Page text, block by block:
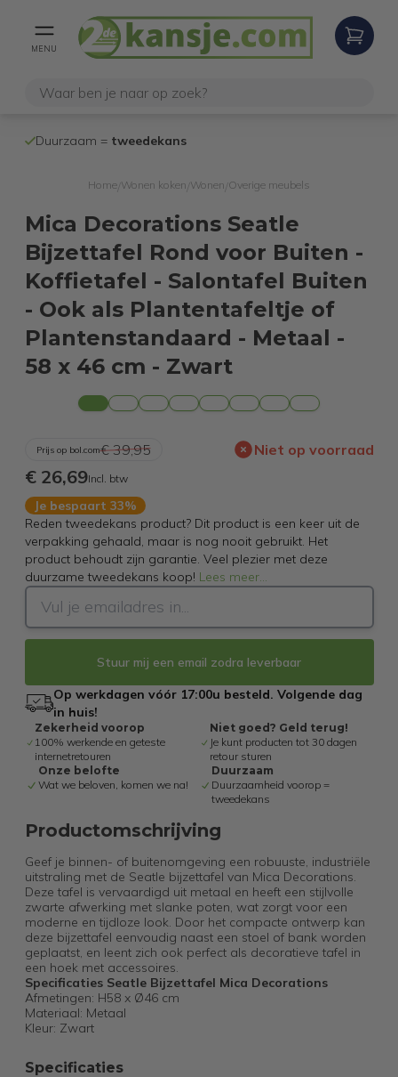
MENU
Duurzaam = tweedekans
Home Wonen koken Wonen Overige meubels
Mica Decorations Seatle
Bijzettafel Rond voor Buiten -
Koffietafel - Salontafel Buiten
- Ook als Plantentafeltje of
Plantenstandaard - Metaal -
58 x 46 cm - Zwart
Prijs op bol.com€ 39,95 Niet op voorraad
€ 26,69Incl. btw
Je bespaart 33%
Reden tweedekans product? Dit product is een keer uit de
verpakking gehaald, maar is nog nooit gebruikt. Het
product behoudt zijn garantie. Veel plezier met deze
duurzame tweedekans koop! Lees meer...
Stuur mij een email zodra leverbaar
Op werkdagen vóór 17:00u besteld. Volgende dag
in huis!
Zekerheid voorop
100% werkende en geteste
internetretouren
Niet goed? Geld terug!
Je kunt producten tot 30 dagen
retour sturen
Onze belofte
Wat we beloven, komen we na!
Duurzaam
Duurzaamheid voorop =
tweedekans
Productomschrijving
Geef je binnen- of buitenomgeving een robuuste, industriële
uitstraling met de Seatle bijzettafel van Mica Decorations.
Deze tafel is vervaardigd uit metaal en heeft een stijlvolle
zwarte afwerking met slanke poten, wat zorgt voor een
moderne en tijdloze look. Door het compacte ontwerp kan
deze bijzettafel eenvoudig naast een stoel of bank worden
geplaatst, en leent zich ook perfect als decoratieve tafel in
een hoek met accessoires.
Specificaties Seatle Bijzettafel Mica Decorations
Afmetingen: H58 x Ø46 cm
Materiaal: Metaal
Kleur: Zwart
Specificaties